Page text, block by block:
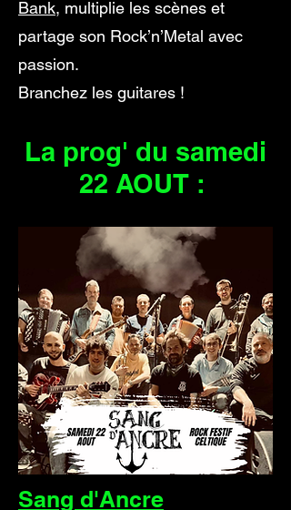
Bank, multiplie les scènes et
partage son Rock’n’Metal avec
passion.
Branchez les guitares !
La prog' du samedi
22 AOUT :
Sang d'Ancre